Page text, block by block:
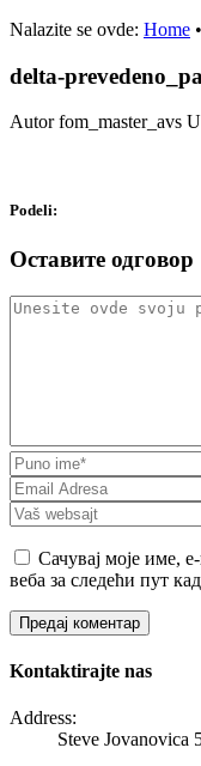
Nalazite se ovde: Home •
delta-
Autor fom_master_avs U
Podeli:
Оставите одговор
Сачувај моје име,
веба за следећи пут
Kontaktirajte nas
Address:
Steve Jovanovica